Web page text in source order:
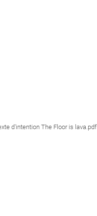
d'intention The Floor is lava.pdf